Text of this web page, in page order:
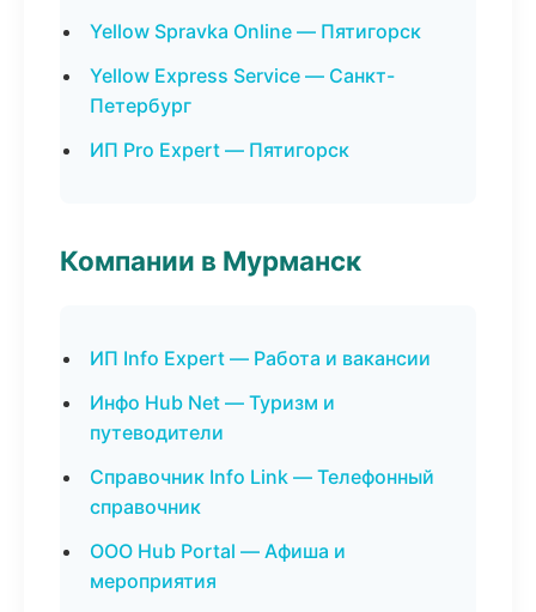
Yellow Spravka Online — Пятигорск
Yellow Express Service — Санкт-
Петербург
ИП Pro Expert — Пятигорск
Компании в Мурманск
ИП Info Expert — Работа и вакансии
Инфо Hub Net — Туризм и
путеводители
Справочник Info Link — Телефонный
справочник
ООО Hub Portal — Афиша и
мероприятия